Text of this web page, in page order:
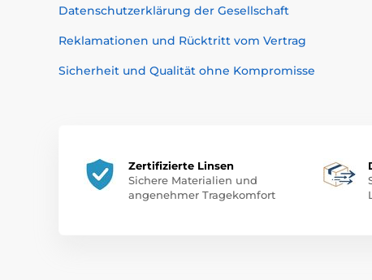
Datenschutzerklärung der Gesellschaft
Reklamationen und Rücktritt vom Vertrag
Sicherheit und Qualität ohne Kompromisse
Zertifizierte Linsen
Sichere Materialien und
angenehmer Tragekomfort